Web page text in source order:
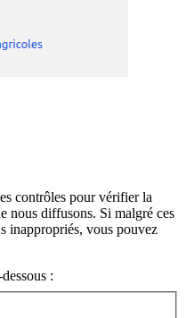
contrôles pour vérifier la
nous diffusons. Si malgré ces
inappropriés, vous pouvez
: